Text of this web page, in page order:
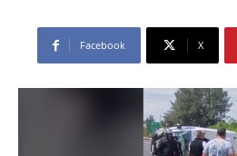
Facebook X